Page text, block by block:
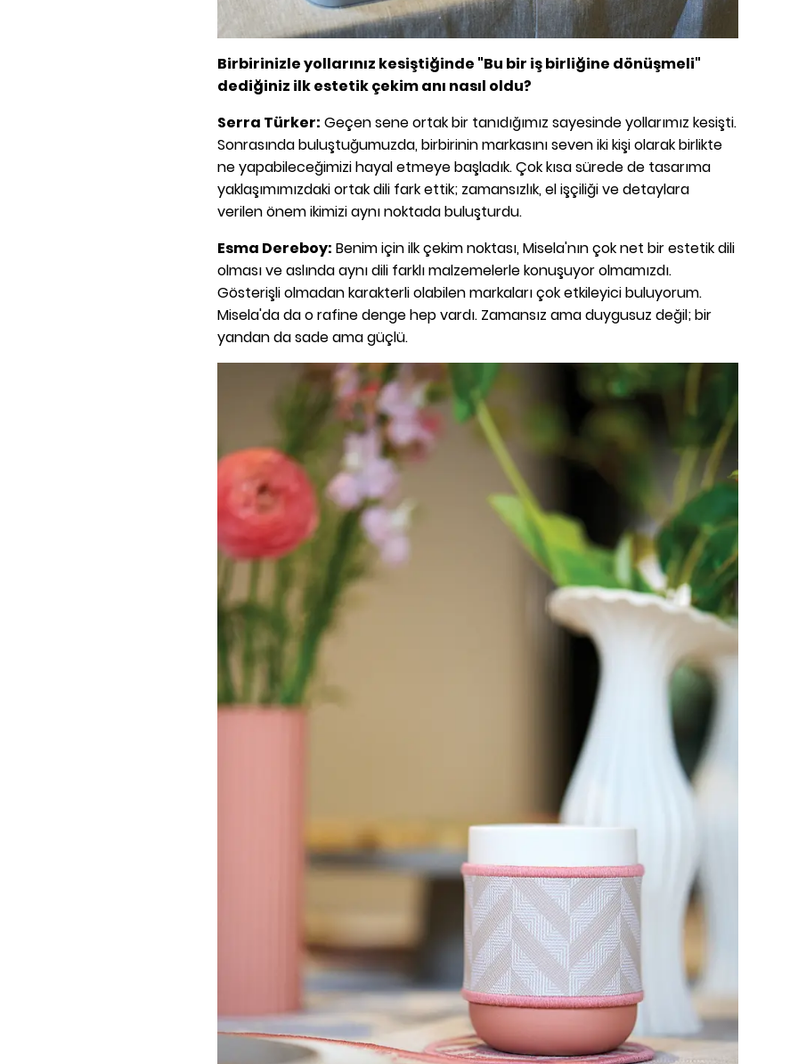
Birbirinizle yollarınız kesiştiğinde "Bu bir iş birliğine dönüşmeli"
dediğiniz ilk estetik çekim anı nasıl oldu?
Serra Türker: Geçen sene ortak bir tanıdığımız sayesinde yollarımız kesişti.
Sonrasında buluştuğumuzda, birbirinin markasını seven iki kişi olarak birlikte
ne yapabileceğimizi hayal etmeye başladık. Çok kısa sürede de tasarıma
yaklaşımımızdaki ortak dili fark ettik; zamansızlık, el işçiliği ve detaylara
verilen önem ikimizi aynı noktada buluşturdu.
Esma Dereboy: Benim için ilk çekim noktası, Misela'nın çok net bir estetik dili
olması ve aslında aynı dili farklı malzemelerle konuşuyor olmamızdı.
Gösterişli olmadan karakterli olabilen markaları çok etkileyici buluyorum.
Misela'da da o rafine denge hep vardı. Zamansız ama duygusuz değil; bir
yandan da sade ama güçlü.